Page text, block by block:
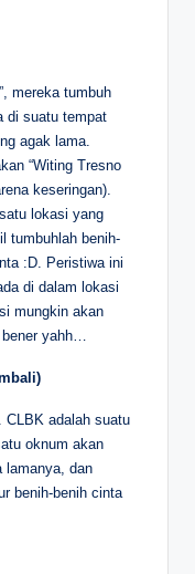
mereka tumbuh
di suatu tempat
agak lama.
“Witing Tresno
keseringan).
lokasi yang
tumbuhlah benih-
:D. Peristiwa ini
di dalam lokasi
mungkin akan
yahh…
adalah suatu
oknum akan
lamanya, dan
benih-benih cinta